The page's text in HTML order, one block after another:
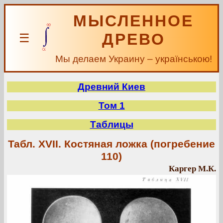
☰
МЫСЛЕННОЕ
ДРЕВО
Мы делаем Украину – українською!
Древний Киев
Том 1
Таблицы
Табл. XVII. Костяная ложка (погребение
110)
Каргер М.К.